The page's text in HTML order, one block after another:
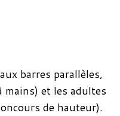
barres parallèles,
mains) et les adultes
de hauteur).